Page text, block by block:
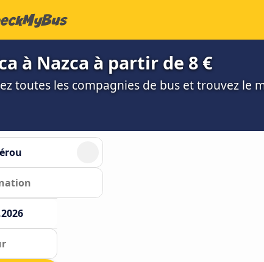
à Nazca à partir de 8 €
toutes les compagnies de bus et trouvez le